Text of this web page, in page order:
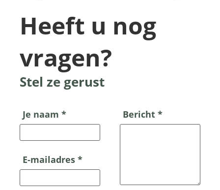
Heeft u nog
vragen?
Stel ze gerust
Je naam *
E-mailadres *
Bericht *